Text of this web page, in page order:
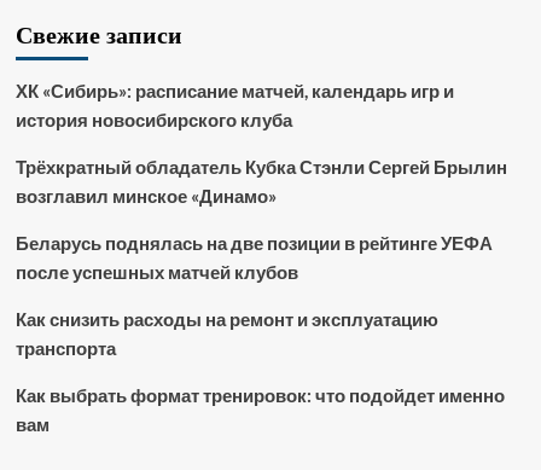
Свежие записи
ХК «Сибирь»: расписание матчей, календарь игр и
история новосибирского клуба
Трёхкратный обладатель Кубка Стэнли Сергей Брылин
возглавил минское «Динамо»
Беларусь поднялась на две позиции в рейтинге УЕФА
после успешных матчей клубов
Как снизить расходы на ремонт и эксплуатацию
транспорта
Как выбрать формат тренировок: что подойдет именно
вам